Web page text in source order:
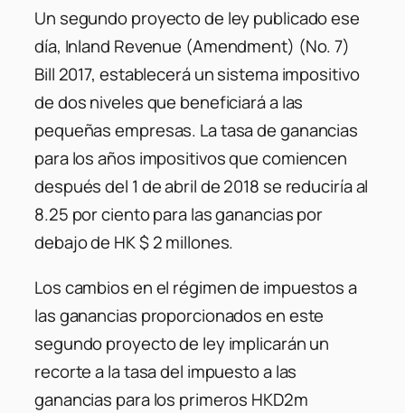
Un segundo proyecto de ley publicado ese
día, Inland Revenue (Amendment) (No. 7)
Bill 2017, establecerá un sistema impositivo
de dos niveles que beneficiará a las
pequeñas empresas. La tasa de ganancias
para los años impositivos que comiencen
después del 1 de abril de 2018 se reduciría al
8.25 por ciento para las ganancias por
debajo de HK $ 2 millones.
Los cambios en el régimen de impuestos a
las ganancias proporcionados en este
segundo proyecto de ley implicarán un
recorte a la tasa del impuesto a las
ganancias para los primeros HKD2m